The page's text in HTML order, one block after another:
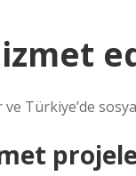
Türkiye’de